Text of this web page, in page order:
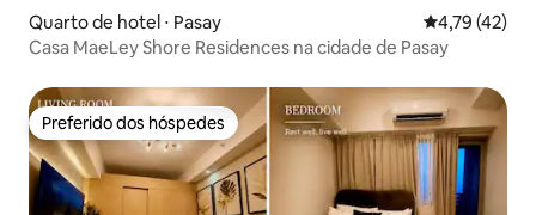
Quarto de hotel ⋅ Pasay 4,79 de uma
4,79 (42)
Casa MaeLey Shore Residences na cidade de Pasay
Preferido dos hóspedes
Preferido dos hóspedes